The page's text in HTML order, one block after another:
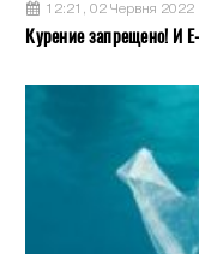
12:21, 02 Червня 2022
Курение запрещено! И